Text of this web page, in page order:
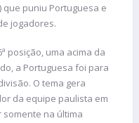
) que puniu Portuguesa e
jogadores.
posição, uma acima da
a Portuguesa foi para
O tema gera
da equipe paulista em
na última